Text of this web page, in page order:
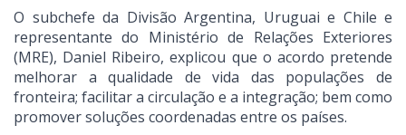
O subchefe da Divisão Argentina, Uruguai e Chile e
representante do Ministério de Relações Exteriores
(MRE), Daniel Ribeiro, explicou que o acordo pretende
melhorar a qualidade de vida das populações de
fronteira; facilitar a circulação e a integração; bem como
promover soluções coordenadas entre os países.